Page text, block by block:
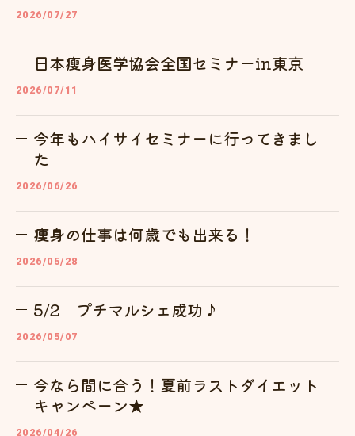
2026/07/27
日本瘦身医学協会全国セミナーin東京
2026/07/11
今年もハイサイセミナーに行ってきまし
た
2026/06/26
痩身の仕事は何歳でも出来る！
2026/05/28
5/2 プチマルシェ成功♪
2026/05/07
今なら間に合う！夏前ラストダイエット
キャンペーン★
2026/04/26